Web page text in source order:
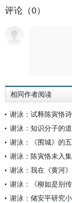
评论（0）
相同作者阅读
谢泳：试释陈寅恪
谢泳：知识分子的
谢泳：《围城》的
谢泳：陈寅恪未入
谢泳：我在《黄河
谢泳：《柳如是别
谢泳：储安平研究